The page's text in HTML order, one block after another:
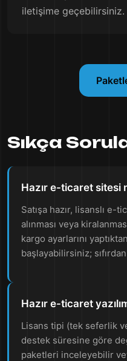
iletişime geçebilirsiniz.
Sıkça
Hazır e-ticaret sitesi
Satışa hazır, lisanslı e-
alınması veya
kargo ayarlarını
başlayabilirsiniz;
Hazır e-ticaret
Lisans tipi (tek seferlik
destek süresine göre
paketleri inceleyebilir